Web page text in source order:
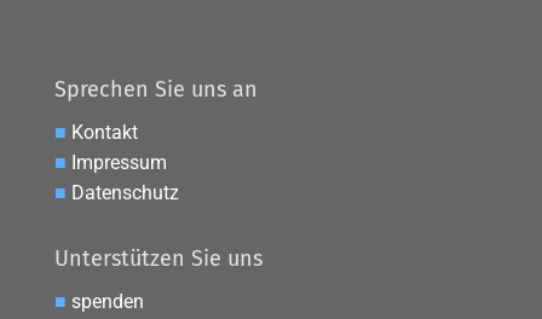
Sprechen Sie uns an
■ Kontakt
■ Impressum
■ Datenschutz
Unterstützen Sie uns
■ spenden